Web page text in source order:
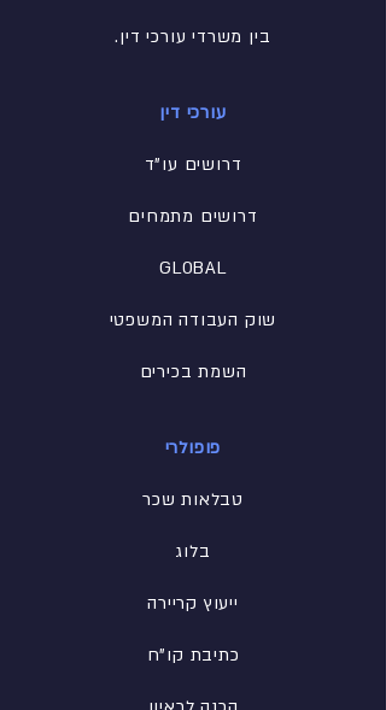
בין משרדי עורכי דין.
עורכי דין
דרושים עו"ד
דרושים מתמחים
GLOBAL
שוק העבודה המשפטי
השמת בכירים
פופולרי
טבלאות שכר
בלוג
ייעוץ קריירה
כתיבת קו"ח